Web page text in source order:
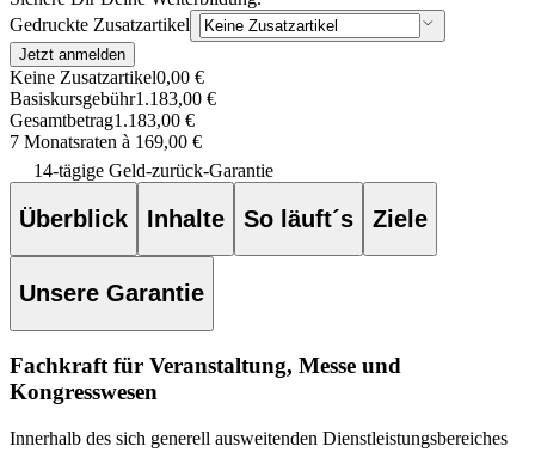
Gedruckte Zusatzartikel
Jetzt anmelden
Keine Zusatzartikel0,00 €
Basiskursgebühr1.183,00 €
Gesamtbetrag1.183,00 €
7 Monatsraten à 169,00 €
14-tägige Geld-zurück-Garantie
Überblick Inhalte So läuft´s Ziele
Unsere Garantie
Fachkraft für Veranstaltung, Messe und
Kongresswesen
Innerhalb des sich generell ausweitenden Dienstleistungsbereiches